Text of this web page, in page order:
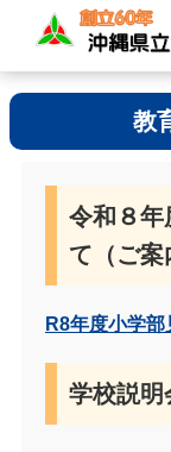
教
令和８年
て（ご案
R8年度小学
学校説明